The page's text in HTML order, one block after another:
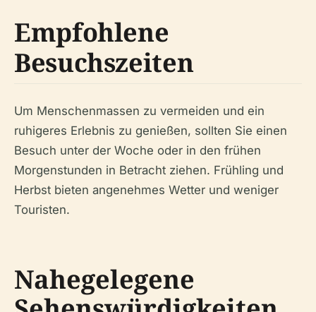
Empfohlene
Besuchszeiten
Um Menschenmassen zu vermeiden und ein
ruhigeres Erlebnis zu genießen, sollten Sie einen
Besuch unter der Woche oder in den frühen
Morgenstunden in Betracht ziehen. Frühling und
Herbst bieten angenehmes Wetter und weniger
Touristen.
Nahegelegene